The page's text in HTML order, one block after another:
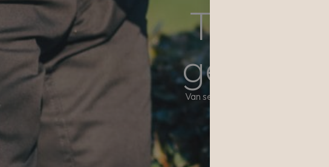
gezond
Van seizoensbeurten tot jaarlijkse